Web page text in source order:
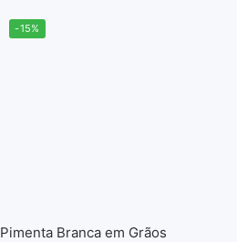
-15%
Pimenta Branca em Grãos